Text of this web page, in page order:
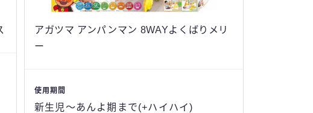
アガツマ アンパンマン 8WAYよくばりメリ
ー
使用期間
新生児〜あんよ期まで(+ハイハイ)